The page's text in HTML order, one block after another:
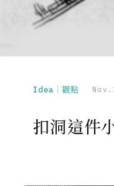
Idea｜觀點
扣洞這件